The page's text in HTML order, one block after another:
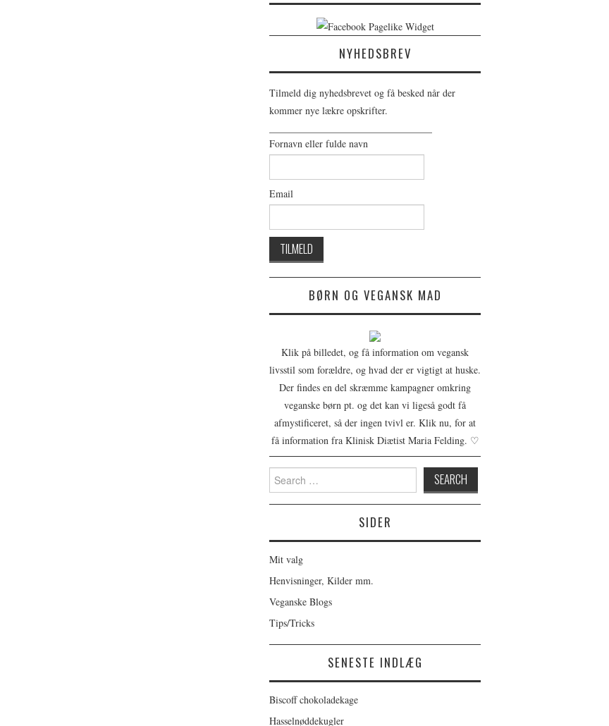
NYHEDSBREV
Tilmeld dig nyhedsbrevet og få besked når der
kommer nye lækre opskrifter.
Fornavn eller fulde navn
Email
BØRN OG VEGANSK MAD
Klik på billedet, og få information om vegansk
livsstil som forældre, og hvad der er vigtigt at huske.
Der findes en del skræmme kampagner omkring
veganske børn pt. og det kan vi ligeså godt få
afmystificeret, så der ingen tvivl er. Klik nu, for at
få information fra Klinisk Diætist Maria Felding. ♡
for:
SIDER
Mit valg
Henvisninger, Kilder mm.
Veganske Blogs
Tips/Tricks
SENESTE INDLÆG
Biscoff chokoladekage
Hasselnøddekugler